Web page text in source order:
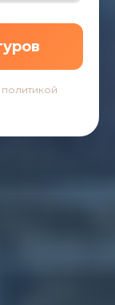
политикой